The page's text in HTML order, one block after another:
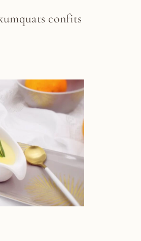
confits